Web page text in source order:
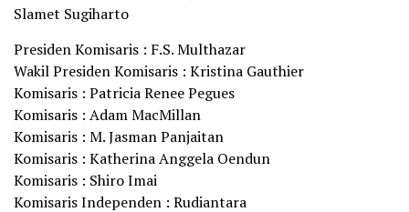
Slamet Sugiharto
Presiden Komisaris : F.S. Multhazar
Wakil Presiden Komisaris : Kristina Gauthier
Komisaris : Patricia Renee Pegues
Komisaris : Adam MacMillan
Komisaris : M. Jasman Panjaitan
Komisaris : Katherina Anggela Oendun
Komisaris : Shiro Imai
Komisaris Independen : Rudiantara